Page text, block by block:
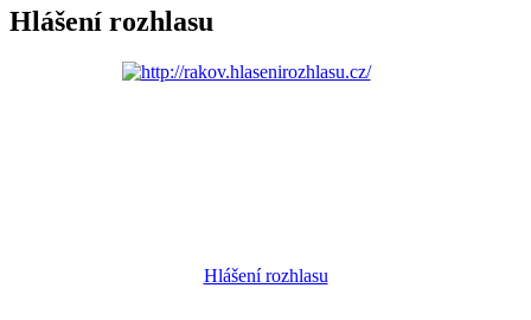
Hlášení rozhlasu
Hlášení rozhlasu